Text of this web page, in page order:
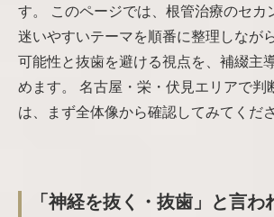
す。 このページでは、根管治療のセカ
迷いやすいテーマを順番に整理しなが
可能性と抜歯を避ける視点を、補綴主
めます。 名古屋・栄・伏見エリアで判
は、まず全体像から確認してみてくださ
「神経を抜く・抜歯」と言わ